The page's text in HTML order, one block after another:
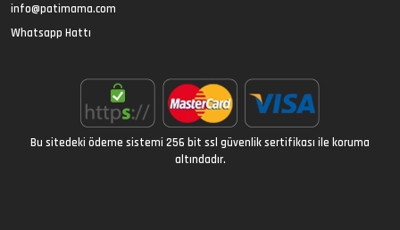
info@patimama.com
Whatsapp Hattı
Bu sitedeki ödeme sistemi 256 bit ssl güvenlik sertifikası ile koruma
altındadır.